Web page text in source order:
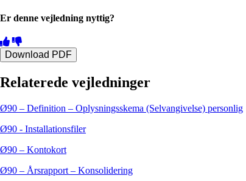
Er denne vejledning nyttig?
Download PDF
Relaterede vejledninger
Ø90 – Definition – Oplysningsskema (Selvangivelse) personlig
Ø90 - Installationsfiler
Ø90 – Kontokort
Ø90 – Årsrapport – Konsolidering